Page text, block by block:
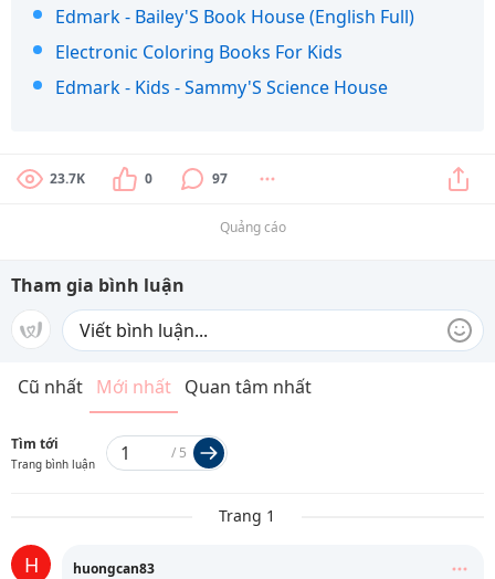
Edmark - Bailey'S Book House (English Full)
Electronic Coloring Books For Kids
Edmark - Kids - Sammy'S Science House
23.7K 0 97
Quảng cáo
Tham gia bình luận
Cũ nhất Mới nhất Quan tâm nhất
Tìm tới
Trang bình luận
/ 5
Trang 1
H huongcan83